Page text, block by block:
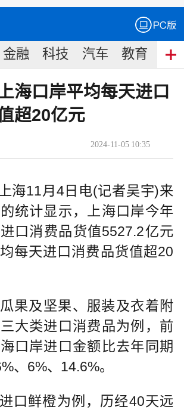
金融 科技 汽车 教育 食
海口岸平均每天进口
超20亿元
2024-11-05 10:35
11月4日电(记者吴宇)来
统计显示，上海口岸今年
口消费品货值5527.2亿元
每天进口消费品货值超20
及坚果、服装及衣着附
大类进口消费品为例，前
口岸进口金额比去年同期
、6%、14.6%。
鲜橙为例，历经40天远